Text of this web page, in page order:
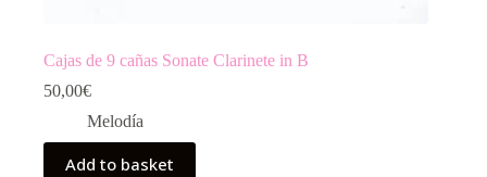
Cajas de 9 cañas Sonate Clarinete in B
50,00€
Melodía
Add to basket